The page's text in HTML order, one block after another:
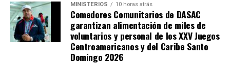
MINISTERIOS 10 horas atrás
Comedores Comunitarios de DASAC
garantizan alimentación de miles de
voluntarios y personal de los XXV Juegos
Centroamericanos y del Caribe Santo
Domingo 2026